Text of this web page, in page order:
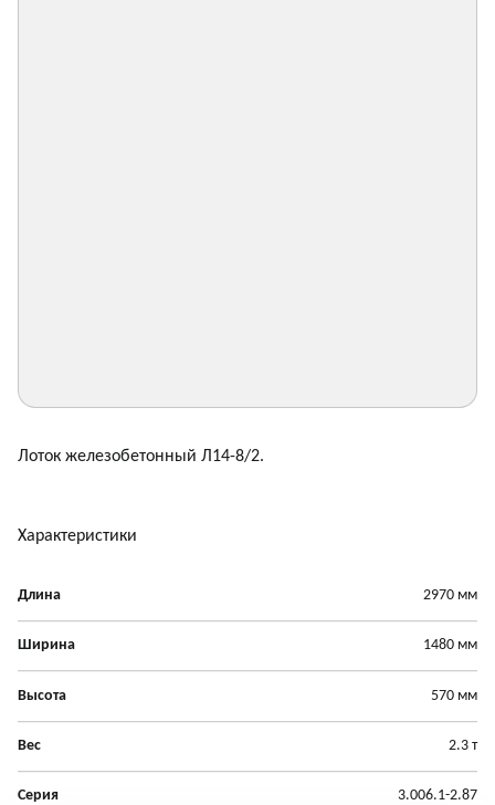
Лоток железобетонный Л14-8/2.
Характеристики
Длина 2970 мм
Ширина 1480 мм
Высота 570 мм
Вес 2.3 т
Серия 3.006.1-2.87